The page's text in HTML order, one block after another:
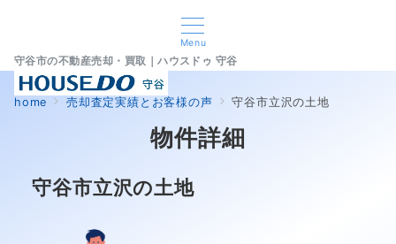
Menu
守谷市の不動産売却・買取｜ハウスドゥ 守谷
home 売却査定実績とお客様の声 守谷市立沢の土地
物件詳細
守谷市立沢の土地